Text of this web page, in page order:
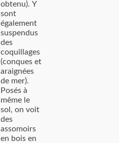
obtenu). Y
sont
également
suspendus
des
coquillages
(conques et
araignées
de mer).
Posés à
même le
sol, on voit
des
assomoirs
en bois en